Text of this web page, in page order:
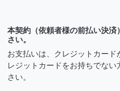
本契約（依頼者様の前払い決
さい。
お支払いは、クレジットカード
レジットカードをお持ちでな
さい。